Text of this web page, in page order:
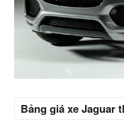
Bảng giá xe Jaguar